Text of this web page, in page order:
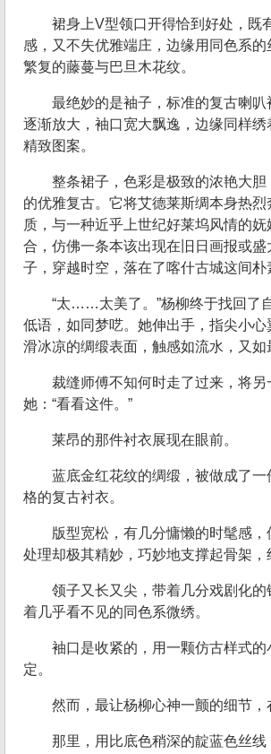
裙身上V型领口开得恰到好处，既
感，又不失优雅端庄，边缘用同色系
繁复的藤蔓与巴旦木花纹。
最绝妙的是袖子，标准的复古喇
逐渐放大，袖口宽大飘逸，边缘同样绣
精致图案。
整条裙子，色彩是极致的浓艳大
的优雅复古。它将艾德莱斯绸本身热
质，与一种近乎上世纪好莱坞风情的妩
合，仿佛一条本该出现在旧日画报或盛
子，穿越时空，落在了喀什古城这间朴
“太……太美了。”杨柳终于找回了
低语，如同梦呓。她伸出手，指尖小
滑冰凉的绸缎表面，触感如流水，又如
裁缝师傅不知何时走了过来，将
她：“看看这件。”
莱昂的那件衬衣展现在眼前。
蓝底金红花纹的绸缎，被做成了
格的复古衬衣。
版型宽松，有几分慵懒的时髦感，
处理却极其精妙，巧妙地支撑起骨架，
领子又长又尖，带着几分戏剧化的
着几乎看不见的同色系微绣。
袖口是收紧的，用一颗仿古样式的
定。
然而，最让杨柳心神一颤的细节，
那里，用比底色稍深的靛蓝色丝线